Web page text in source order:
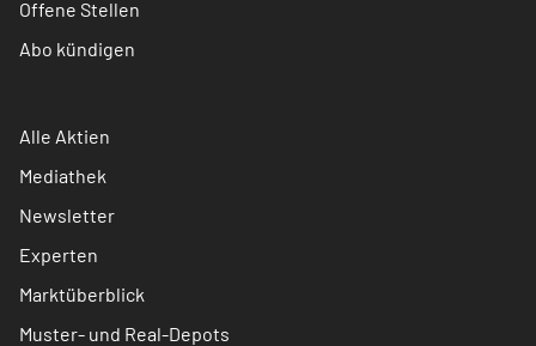
Offene Stellen
Abo kündigen
Alle Aktien
Mediathek
Newsletter
Experten
Marktüberblick
Muster- und Real-Depots